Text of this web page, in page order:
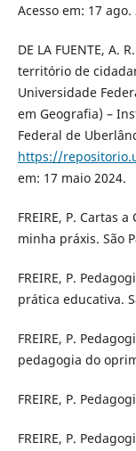
Acesso em: 17 ago.
DE LA FUENTE, A.
território de
Universidade
em Geografia) –
Federal de
https://
em: 17 maio 2024.
FREIRE, P. Cartas
minha práxis. São
FREIRE, P.
prática educativa.
FREIRE, P.
pedagogia do
FREIRE, P.
FREIRE, P.